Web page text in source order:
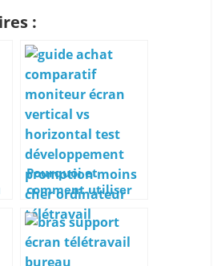
:
Pourquoi et
comment utiliser
un écran
d’ordinateur
vertical ou
pivotable ?